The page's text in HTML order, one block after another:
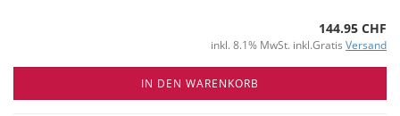
144.95 CHF
inkl. 8.1% MwSt. inkl.Gratis Versand
IN DEN WARENKORB